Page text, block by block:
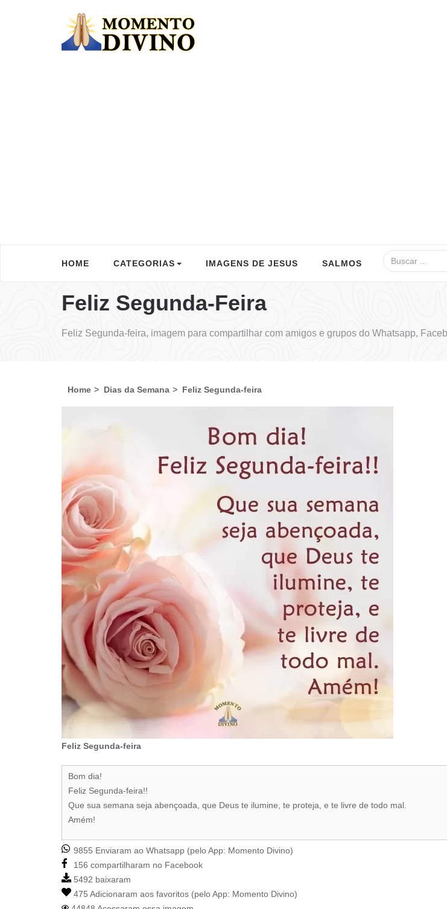
HOME CATEGORIAS IMAGENS DE JESUS SALMOS
Feliz Segunda-Feira
Feliz Segunda-feira, imagem para compartilhar com amigos e grupos do Whatsapp,
Home Dias da Semana Feliz Segunda-feira
Feliz Segunda-feira
Bom dia!
Feliz Segunda-feira!!
Que sua semana seja abençoada, que Deus te ilumine, te proteja, e te livre de todo mal.
Amém!
9855 Enviaram ao Whatsapp (pelo App: Momento Divino)
156 compartilharam no Facebook
5492 baixaram
475 Adicionaram aos favoritos (pelo App: Momento Divino)